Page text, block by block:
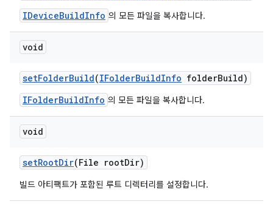
IDeviceBuildInfo 의 모든 파일을 복사합니다.
void
setFolderBuild(IFolderBuildInfo folderBuild)
IFolderBuildInfo 의 모든 파일을 복사합니다.
void
setRootDir(File rootDir)
빌드 아티팩트가 포함된 루트 디렉터리를 설정합니다.